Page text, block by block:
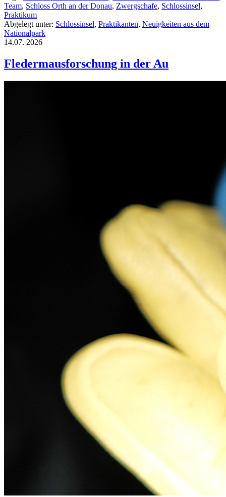
Team, Schloss Orth an der Donau, Zwergschafe, Schlossinsel,
Praktikum
Abgelegt unter: Schlossinsel, Praktikanten, Neuigkeiten aus dem
Nationalpark
14.07. 2026
Fledermausforschung in der Au